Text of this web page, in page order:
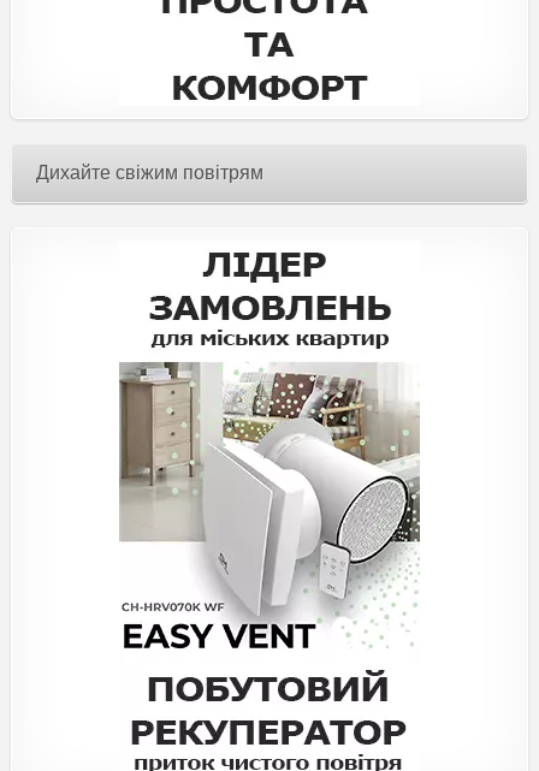
Дихайте свіжим повітрям